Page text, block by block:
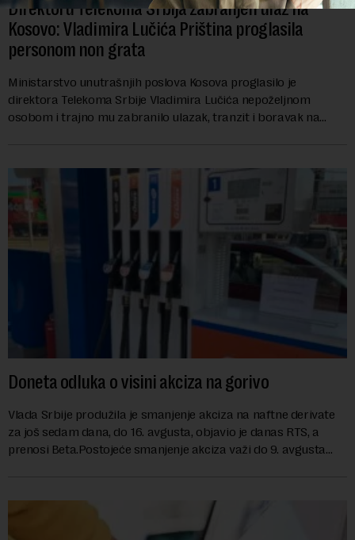
Direktoru Telekoma Srbija zabranjen ulaz na
Kosovo: Vladimira Lučića Priština proglasila
personom non grata
Ministarstvo unutrašnjih poslova Kosova proglasilo je
direktora Telekoma Srbije Vladimira Lučića nepoželjnom
osobom i trajno mu zabranilo ulazak, tranzit i boravak na
Doneta odluka o visini akciza na gorivo
Vlada Srbije produžila je smanjenje akciza na naftne derivate
za još sedam dana, do 16. avgusta, objavio je danas RTS, a
prenosi Beta.Postojeće smanjenje akciza važi do 9. avgusta